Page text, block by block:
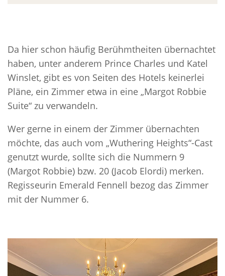
Da hier schon häufig Berühmtheiten übernachtet
haben, unter anderem Prince Charles und Katel
Winslet, gibt es von Seiten des Hotels keinerlei
Pläne, ein Zimmer etwa in eine „Margot Robbie
Suite“ zu verwandeln.
Wer gerne in einem der Zimmer übernachten
möchte, das auch vom „Wuthering Heights“-Cast
genutzt wurde, sollte sich die Nummern 9
(Margot Robbie) bzw. 20 (Jacob Elordi) merken.
Regisseurin Emerald Fennell bezog das Zimmer
mit der Nummer 6.